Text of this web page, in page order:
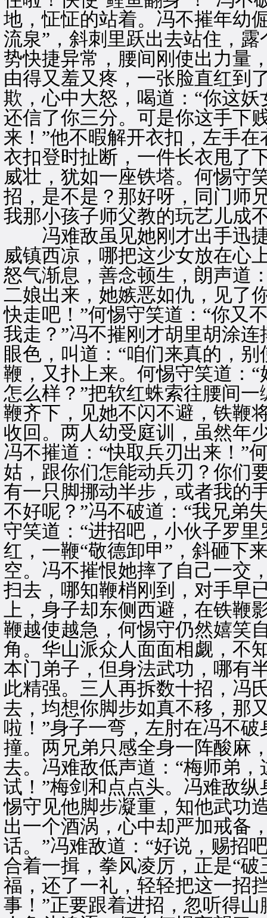
地，怔怔的站着。冯不摧年幼
流泉”，斜刺里跃出去站住，
势快捷异常，腰间刚使出力量
由得又羞又疼，一张脸直红到
欺，心中大怒，喝道：“你这
还信了你三分。可是你这手下
来！”他不暇解开衣扣，左手
衣扣登时扯断，一件长衣甩了
威壮，犹如一座铁塔。何惕守
招，是不是？那好呀，同门师
我那小孩子师父教的玩艺儿成
冯难敌虽见她刚才出手迅捷
威镇西凉，哪把这少女放在心
怒气渐息，善念顿生，朗声道
二娘出来，她嫉恶如仇，见了
快走吧！”何惕守笑道：“你又
我走？”冯不摧刚才胡里胡涂
眼色，叫道：“咱们来真的，
鞭，又扑上来。何惕守笑道：
怎么样？”把软红蛛索往腰间
鞭齐下，见她不闪不避，铁鞭
收回。两人幼受庭训，虽然年
冯不摧道：“快取兵刃出来！”
姑，跟你们怎能动兵刃？你们
有一只脚挪动半步，或者我的
不好呢？”冯不破道：“我兄弟
守笑道：“进招吧，小伙子罗
红，一鞭“敬德卸甲”，斜砸下
空。冯不摧恨她摔了自己一交
扫去，哪知鞭梢刚到，对手早
上，身子却东侧西避，在铁鞭
鞭越使越急，何惕守仍然嬉笑
角。华山派众人面面相觑，不
本门弟子，但身法武功，哪有
此精强。三人再拆数十招，冯
去，均想你脚步如真不移，那
啦！”身子一弯，左肘在冯不
撞。两兄弟只感全身一阵酸麻
去。冯难敌低声道：“梅师弟
试！”梅剑和点点头。冯难敌
惕守见他脚步凝重，知他武功
出一个酒涡，心中却严加戒备
话。”冯难敌道：“好说，赐招
合着一揖，拳风凌厉，正是“
福，还了一礼，轻轻把这一招
事！”正要跟着进招，忽听得